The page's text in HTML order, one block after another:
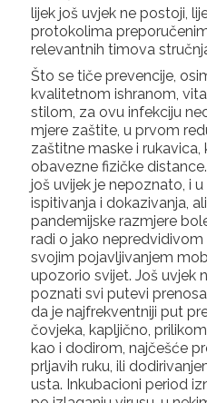
lijek još uvjek ne postoji,
protokolima
relevantnih timova
Što se tiče prevencije,
kvalitetnom ishranom,
stilom, za ovu infekciju
mjere zaštite, u prvom
zaštitne maske i rukavica,
obavezne fizičke
još uvijek je nepoznato, i
ispitivanja i dokazivanja,
pandemijske razmjere
radi o jako
svojim pojavljivanjem
upozorio svijet. Još uvjek
poznati svi putevi
da je najfrekventniji put
čovjeka, kapljično,
kao i dodirom, najčešće
prljavih ruku, ili
usta. Inkubacioni period